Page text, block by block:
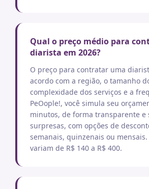
Qual o preço médio para
diarista em 2026?
O preço para contratar uma
acordo com a região, o tamanho
complexidade dos serviços e a
PeOople!, você simula seu
minutos, de forma transparente e
surpresas, com opções de
semanais, quinzenais ou mensais.
variam de R$ 140 a R$ 400.